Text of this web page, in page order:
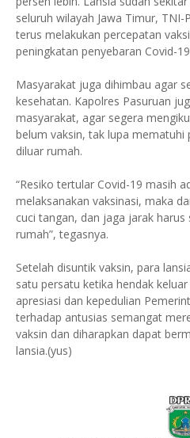
seluruh wilayah Jawa Timur,
terus melakukan percepatan
peningkatan penyebaran Covid-
Masyarakat juga dihimbau agar
kesehatan. Kapolres Pasuruan
masyarakat, agar segera
belum vaksin, tak lupa
diluar rumah.
“Resiko tertular Covid-19 masih
melaksanakan vaksinasi, maka
cuci tangan, dan jaga jarak
rumah”, tegasnya.
Setelah disuntik vaksin, para
satu persatu ketika hendak
apresiasi dan kepedulian
terhadap antusias semangat
vaksin dan diharapkan dapat
lansia.(yus)